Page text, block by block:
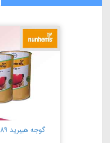
گوجه هیبرید 6189 سانسید - نانهمز